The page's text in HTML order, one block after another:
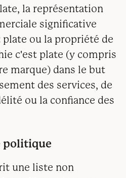
la représentation
significative
ou la propriété de
c'est plate (y compris
marque) dans le but
des services, de
ou la confiance des
politique
une liste non